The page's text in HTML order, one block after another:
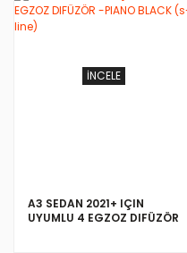
İNCELE
A3 SEDAN 2021+ IÇIN
UYUMLU 4 EGZOZ DIFÜZÖR